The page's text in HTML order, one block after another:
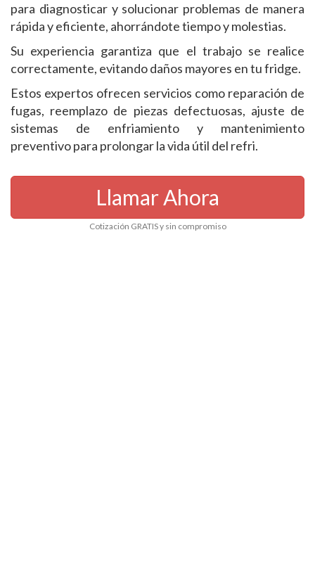
para diagnosticar y solucionar problemas de manera
rápida y eficiente, ahorrándote tiempo y molestias.
Su experiencia garantiza que el trabajo se realice
correctamente, evitando daños mayores en tu fridge.
Estos expertos ofrecen servicios como reparación de
fugas, reemplazo de piezas defectuosas, ajuste de
sistemas de enfriamiento y mantenimiento
preventivo para prolongar la vida útil del refri.
Llamar Ahora
Cotización GRATIS y sin compromiso